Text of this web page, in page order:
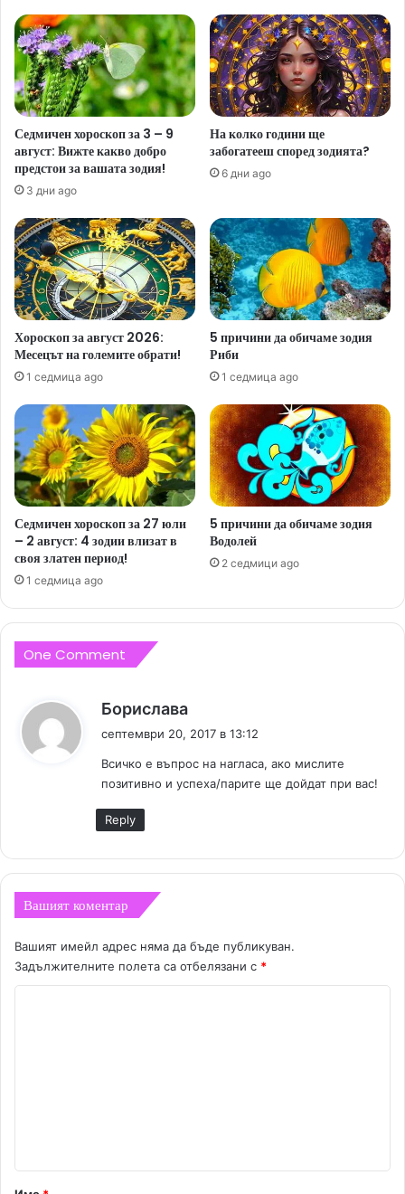
Седмичен хороскоп за 3 – 9
август: Вижте какво добро
предстои за вашата зодия!
3 дни ago
На колко години ще
забогатееш според зодията?
6 дни ago
Хороскоп за август 2026:
Месецът на големите обрати!
1 седмица ago
5 причини да обичаме зодия
Риби
1 седмица ago
Седмичен хороскоп за 27 юли
– 2 август: 4 зодии влизат в
своя златен период!
1 седмица ago
5 причини да обичаме зодия
Водолей
2 седмици ago
One Comment
Борислава
а
:
септември 20, 2017 в 13:12
Всичко е въпрос на нагласа, ако мислите
позитивно и успеха/парите ще дойдат при вас!
Reply
Вашият коментар
Вашият имейл адрес няма да бъде публикуван.
Задължителните полета са отбелязани с *
р